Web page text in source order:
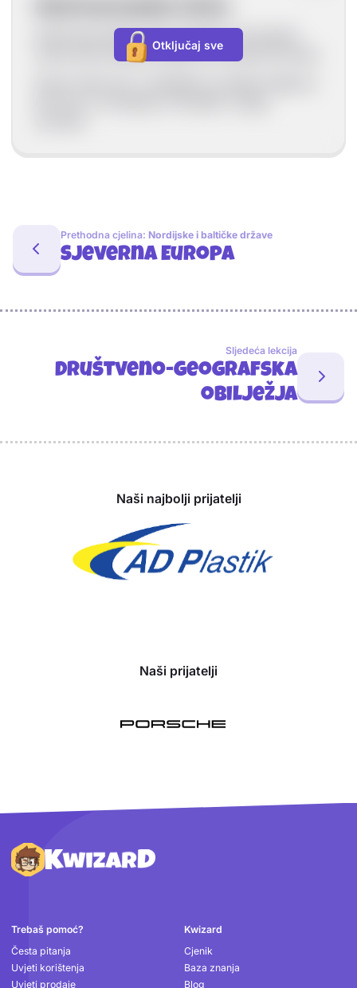
Istočnoeuropska nizina najveća je europska
nizina koja zauzima najveći dio Istočne Europe.
Otključaj sve
Prethodna cjelina: Nordijske i baltičke države
Sjeverna Europa
Sljedeća lekcija
Društveno-geografska
obilježja
Naši najbolji prijatelji
Naši prijatelji
Podnožje
Trebaš pomoć?
Česta pitanja
Uvjeti korištenja
Uvjeti prodaje
Kwizard
Cjenik
Baza znanja
Blog